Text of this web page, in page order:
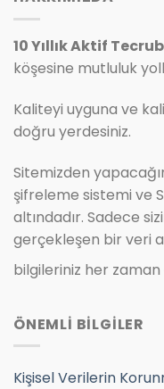
10 Yıllık Aktif
köşesine mutluluk
Kaliteyi uyguna ve
doğru yerdesiniz.
Sitemizden
şifreleme sistemi ve
altındadır. Sadece
gerçekleşen bir veri
bilgileriniz her
ÖNEMLİ BİLGİLER
Kişisel Verilerin